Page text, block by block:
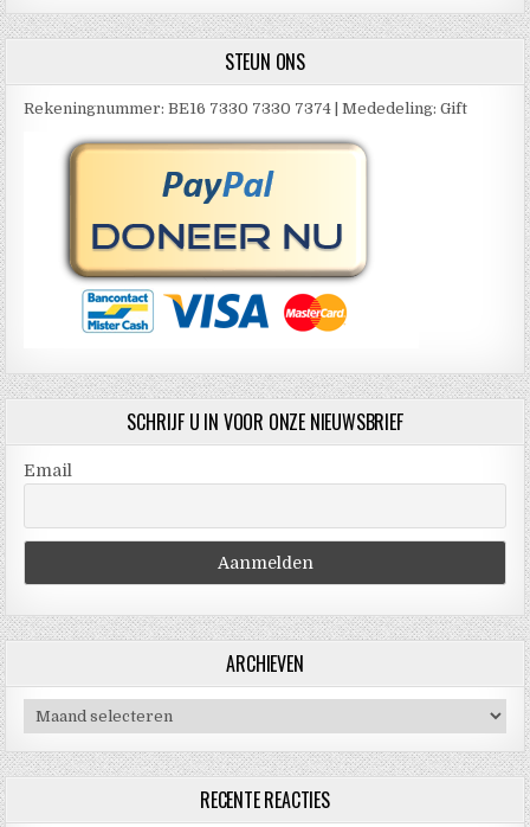
STEUN ONS
Rekeningnummer: BE16 7330 7330 7374 | Mededeling: Gift
SCHRIJF U IN VOOR ONZE NIEUWSBRIEF
Email
ARCHIEVEN
Archieven
RECENTE REACTIES